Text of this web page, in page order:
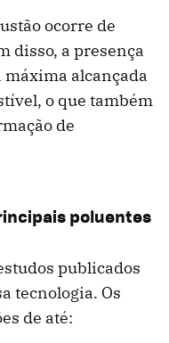
ocorre de
disso, a presença
máxima alcançada
o que também
de
poluentes
publicados
tecnologia. Os
de até: